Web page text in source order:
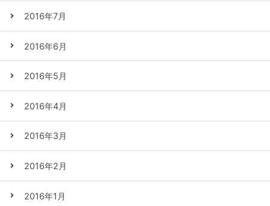
2016年7月
2016年6月
2016年5月
2016年4月
2016年3月
2016年2月
2016年1月